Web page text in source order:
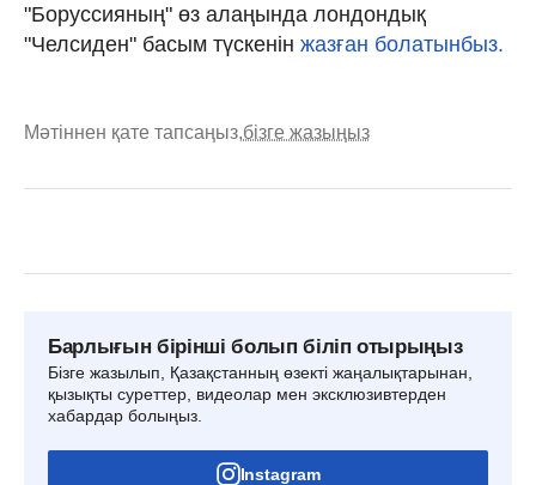
"Боруссияның" өз алаңында лондондық
"Челсиден" басым түскенін жазған болатынбыз.
Мәтіннен қате тапсаңыз,бізге жазыңыз
Барлығын бірінші болып біліп отырыңыз
Бізге жазылып, Қазақстанның өзекті жаңалықтарынан,
қызықты суреттер, видеолар мен эксклюзивтерден
хабардар болыңыз.
Instagram